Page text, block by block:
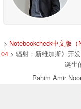
> Notebookcheck中文版（
04 > 辐射：新维加斯》开
诞生
Rahim Amir